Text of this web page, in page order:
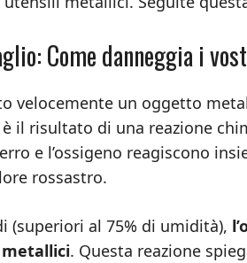
Come danneggia i
velocemente un oggetto
è il risultato di una reazione
e l’ossigeno reagiscono
rossastro.
al 75% di umidità),
. Questa reazione